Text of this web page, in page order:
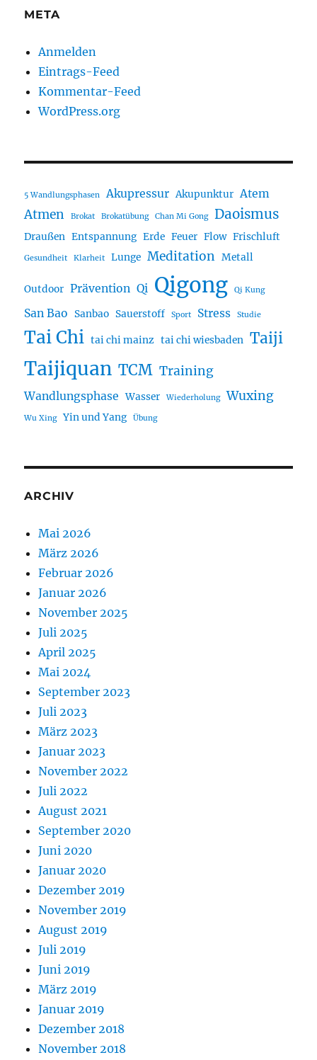
META
Anmelden
Eintrags-Feed
Kommentar-Feed
WordPress.org
5 Wandlungsphasen Akupressur Akupunktur Atem
Atmen Brokat Brokatübung Chan Mi Gong Daoismus
Draußen Entspannung Erde Feuer Flow Frischluft
Gesundheit Klarheit Lunge Meditation Metall
Outdoor Prävention Qi Qigong Qi Kung
San Bao Sanbao Sauerstoff Sport Stress Studie
Tai Chi tai chi mainz tai chi wiesbaden Taiji
Taijiquan TCM Training
Wandlungsphase Wasser Wiederholung Wuxing
Wu Xing Yin und Yang Übung
ARCHIV
Mai 2026
März 2026
Februar 2026
Januar 2026
November 2025
Juli 2025
April 2025
Mai 2024
September 2023
Juli 2023
März 2023
Januar 2023
November 2022
Juli 2022
August 2021
September 2020
Juni 2020
Januar 2020
Dezember 2019
November 2019
August 2019
Juli 2019
Juni 2019
März 2019
Januar 2019
Dezember 2018
November 2018